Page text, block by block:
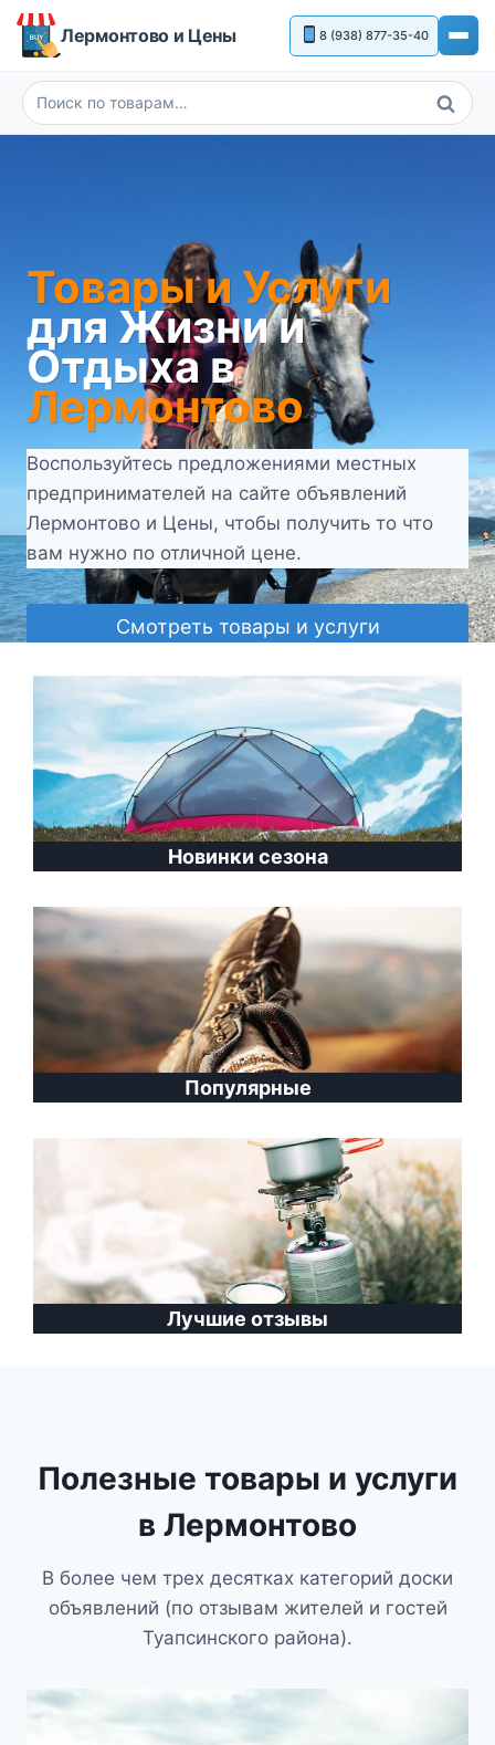
Перейти
Лермонтово и Цены 8 (938) 877-35-40
Искать:
Поиск
Товары и Услуги
для Жизни и
Отдыха в
Лермонтово
Воспользуйтесь предложениями местных
предпринимателей на сайте объявлений
Лермонтово и Цены, чтобы получить то что
вам нужно по отличной цене.
Смотреть товары и услуги
Новинки сезона
Популярные
Лучшие отзывы
Полезные товары и услуги
в Лермонтово
В более чем трех десятках категорий доски
объявлений (по отзывам жителей и гостей
Туапсинского района).